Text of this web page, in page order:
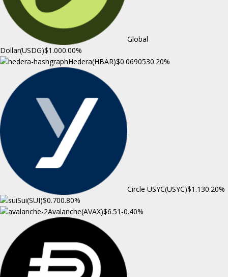
Global
Dollar(USDG)$1.000.00%
Hedera(HBAR)$0.0690530.20%
Circle USYC(USYC)$1.130.20%
Sui(SUI)$0.700.80%
Avalanche(AVAX)$6.51 -0.40%